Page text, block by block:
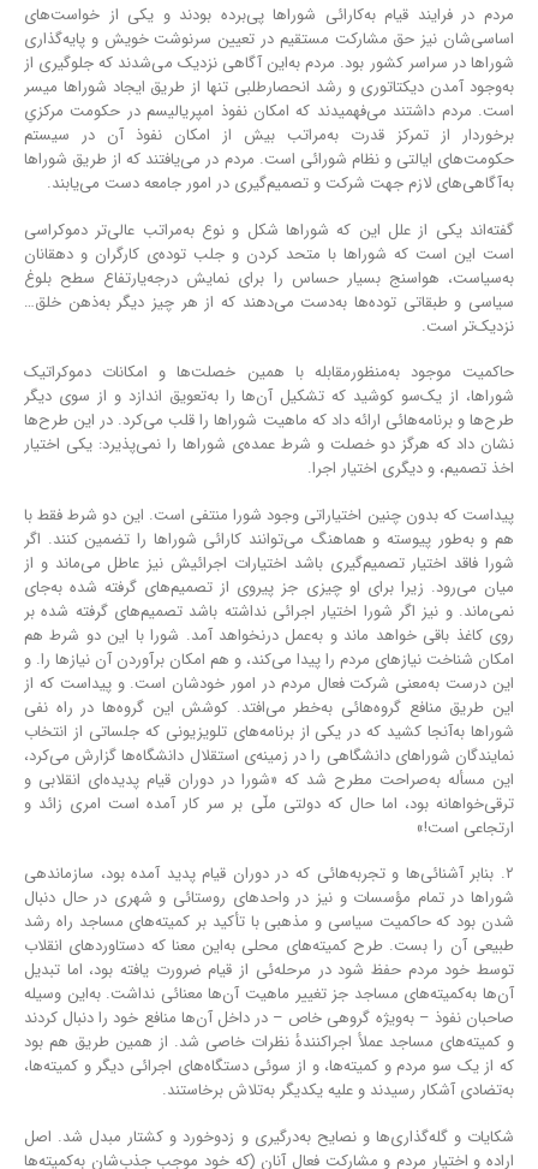
مردم در فرایند قیام به‌کارائی شوراها پی‌برده بودند و یکی از خواست‌های
اساسی‌شان نیز حق مشارکت مستقیم در تعیین سرنوشت خویش و پایه‌گذاری
شوراها در سراسر کشور بود. مردم به‌این آگاهی نزدیک می‌شدند که جلوگیری از
به‌وجود آمدن دیکتاتوری و رشد انحصارطلبی تنها از طریق ایجاد شوراها میسر
است. مردم داشتند می‌فهمیدند که امکان نفوذ امپریالیسم در حکومت مرکزیِ
برخوردار از تمرکز قدرت به‌مراتب بیش از امکان نفوذ آن در سیستم
حکومت‌های ایالتی و نظام شورائی است. مردم در می‌یافتند که از طریق شوراها
به‌آگاهی‌های لازم جهت شرکت و تصمیم‌گیری در امور جامعه دست می‌یابند.
گفته‌اند یکی از علل این که شوراها شکل و نوع به‌مراتب عالی‌تر دموکراسی
است این است که شوراها با متحد کردن و جلب تودﻩ‌ی کارگران و دهقانان
به‌سیاست، هواسنج بسیار حساس را برای نمایش درجه‌یارتفاع سطح بلوغ
سیاسی و طبقاتی توده‌ها به‌دست می‌دهند که از هر چیز دیگر به‌ذهن خلق…
نزدیک‌تر است.
حاکمیت موجود به‌منظورمقابله با همین خصلت‌ها و امکانات دموکراتیک
شوراها، از یک‌سو کوشید که تشکیل آن‌ها را به‌تعویق اندازد و از سوی دیگر
طرح‌ها و برنامه‌هائی ارائه داد که ماهیت شوراها را قلب می‌کرد. در این طرح‌ها
نشان داد که هرگز دو خصلت و شرط عمدﻩ‌ی شوراها را نمی‌پذیرد: یکی اختیار
اخذ تصمیم، و دیگری اختیار اجرا.
پیداست که بدون چنین اختیاراتی وجود شورا منتفی است. این دو شرط فقط با
هم و به‌طور پیوسته و هماهنگ می‌توانند کارائی شوراها را تضمین کنند. اگر
شورا فاقد اختیار تصمیم‌گیری باشد اختیارات اجرائیش نیز عاطل می‌ماند و از
میان می‌رود. زیرا برای او چیزی جز پیروی از تصمیم‌های گرفته شده به‌جای
نمی‌ماند. و نیز اگر شورا اختیار اجرائی نداشته باشد تصمیم‌های گرفته شده بر
روی کاغذ باقی خواهد ماند و به‌عمل درنخواهد آمد. شورا با این دو شرط هم
امکان شناخت نیازهای مردم را پیدا می‌کند، و هم امکان برآوردن آن نیازها را. و
این درست به‌معنی شرکت فعال مردم در امور خودشان است. و پیداست که از
این طریق منافع گروه‌هائی به‌خطر می‌افتد. کوشش این گروه‌ها در راه نفی
شوراها به‌آنجا کشید که در یکی از برنامه‌های تلویزیونی که جلساتی از انتخاب
نمایندگان شوراهای دانشگاهی را در زمینه‌ی استقلال دانشگاه‌ها گزارش می‌کرد،
این مسأله به‌صراحت مطرح شد که «شورا در دوران قیام پدیده‌ای انقلابی و
ترقی‌خواهانه بود، اما حال که دولتی ملّی بر سر کار آمده است امری زائد و
ارتجاعی است!»
۲. بنابر آشنائی‌ها و تجربه‌هائی که در دوران قیام پدید آمده بود، سازماندهی
شوراها در تمام مؤسسات و نیز در واحدهای روستائی و شهری در حال دنبال
شدن بود که حاکمیت سیاسی و مذهبی با تأکید بر کمیته‌های مساجد راه رشد
طبیعی آن را بست. طرح کمیته‌های محلی به‌این معنا که دستاوردهای انقلاب
توسط خود مردم حفظ شود در مرحله‌ئی از قیام ضرورت یافته بود، اما تبدیل
آن‌ها به‌کمیته‌های مساجد جز تغییر ماهیت آن‌ها معنائی نداشت. به‌این وسیله
صاحبان نفوذ – به‌ویژه گروهی خاص – در داخل آن‌ها منافع خود را دنبال کردند
و کمیته‌های مساجد عملأ اجراکنندهٔ نظرات خاصی شد. از همین طریق هم بود
که از یک سو مردم و کمیته‌ها، و از سوئی دستگاه‌های اجرائی دیگر و کمیته‌ها،
به‌تضادی آشکار رسیدند و علیه یکدیگر به‌تلاش برخاستند.
شکایات و گله‌گذاری‌ها و نصایح به‌درگیری و زدوخورد و کشتار مبدل شد. اصل
اراده و اختیار مردم و مشارکت فعال آنان (که خود موجب جذب‌شان به‌کمیته‌ها